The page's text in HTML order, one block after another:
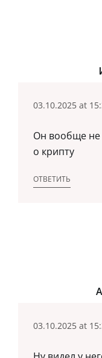
03.10.2025 at
Он вообще не
о крипту
ОТВЕТИТЬ
03.10.2025 at